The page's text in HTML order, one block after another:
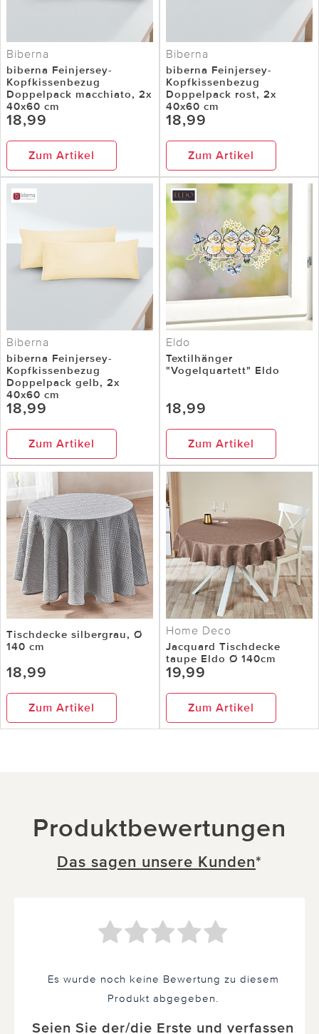
Biberna
biberna Feinjersey-
Kopfkissenbezug
Doppelpack macchiato, 2x
40x60 cm
18,99
Zum Artikel
Biberna
biberna Feinjersey-
Kopfkissenbezug
Doppelpack rost, 2x
40x60 cm
18,99
Zum Artikel
Biberna
biberna Feinjersey-
Kopfkissenbezug
Doppelpack gelb, 2x
40x60 cm
18,99
Zum Artikel
Eldo
Textilhänger
"Vogelquartett" Eldo
18,99
Zum Artikel
Tischdecke silbergrau, Ø
140 cm
18,99
Zum Artikel
Home Deco
Jacquard Tischdecke
taupe Eldo Ø 140cm
19,99
Zum Artikel
Produktbewertungen
Das sagen unsere Kunden*
Es wurde noch keine Bewertung zu diesem
Produkt abgegeben.
Seien Sie der/die Erste und verfassen